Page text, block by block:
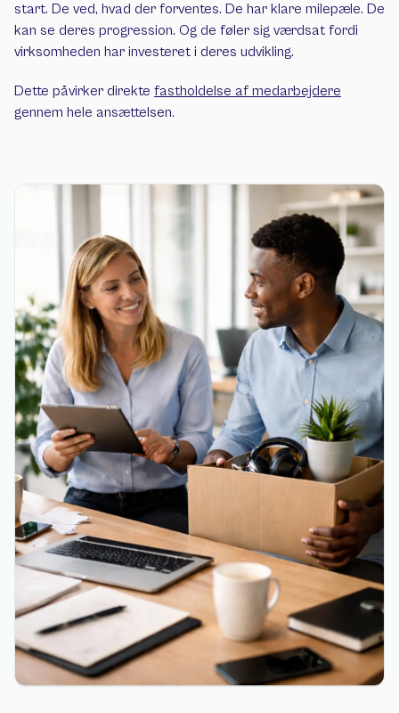
start. De ved, hvad der forventes. De har klare milepæle. De
kan se deres progression. Og de føler sig værdsat fordi
virksomheden har investeret i deres udvikling.
Dette påvirker direkte fastholdelse af medarbejdere
gennem hele ansættelsen.